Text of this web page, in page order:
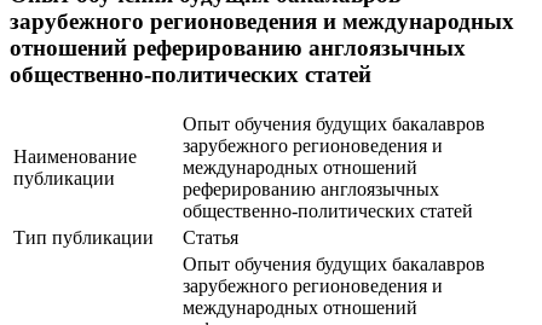
зарубежного регионоведения и международных
отношений реферированию англоязычных
общественно-политических статей
Наименование
публикации
Опыт обучения будущих бакалавров
зарубежного регионоведения и
международных отношений
реферированию англоязычных
общественно-политических статей
Тип публикации
Статья
Опыт обучения будущих бакалавров
зарубежного регионоведения и
международных отношений